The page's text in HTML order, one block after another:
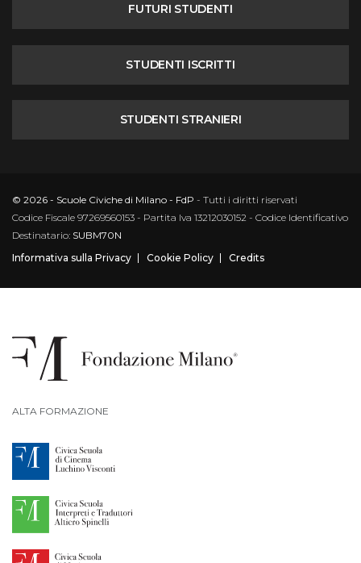
FUTURI STUDENTI
STUDENTI ISCRITTI
STUDENTI STRANIERI
© 2026 - Scuole Civiche di Milano - FdP - Tutti i diritti riservati
Codice Fiscale 97269560153 - Partita Iva 13212030152 - Codice Identificativo
Destinatario: SUBM70N
Informativa sulla Privacy
Cookie Policy Credits
ALTA FORMAZIONE